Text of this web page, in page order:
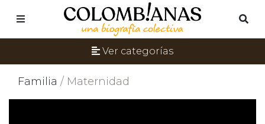
Ver categorías
Familia / Maternidad